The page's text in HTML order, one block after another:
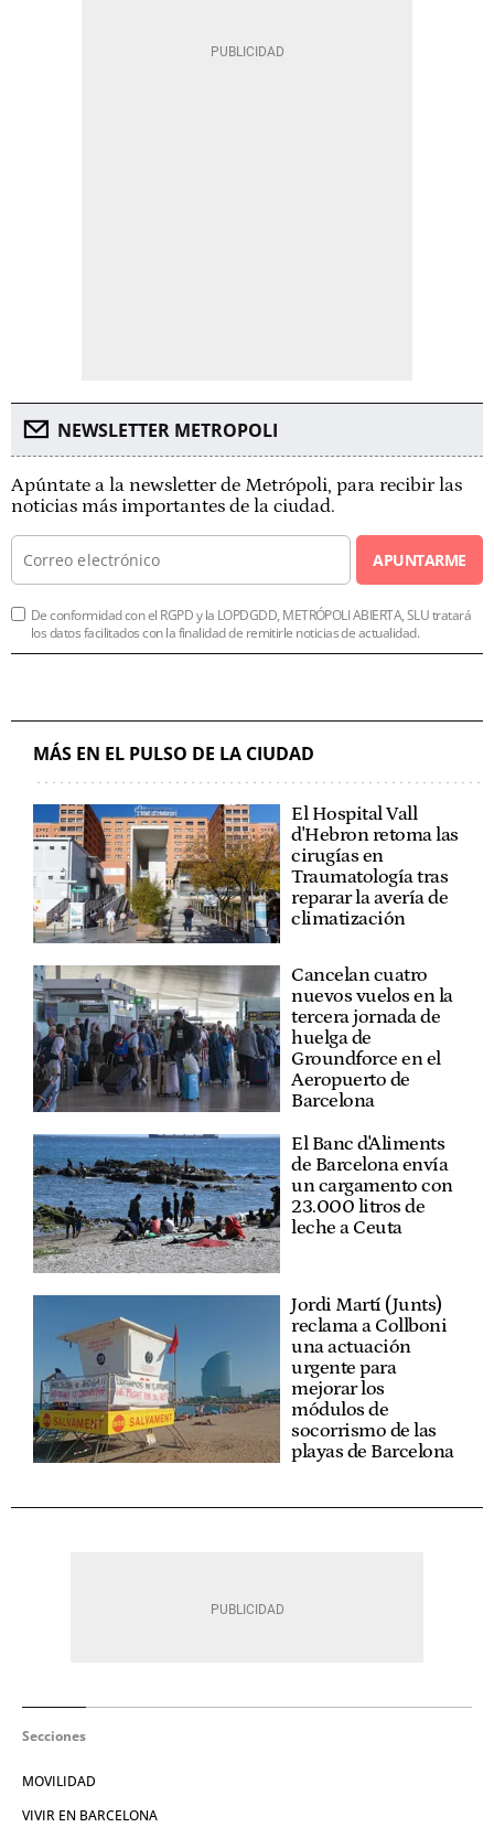
NEWSLETTER METROPOLI
Apúntate a la newsletter de Metrópoli, para recibir las
noticias más importantes de la ciudad.
APUNTARME
De conformidad con el RGPD y la LOPDGDD, METRÓPOLI ABIERTA, SLU tratará
los datos facilitados con la finalidad de remitirle noticias de actualidad.
MÁS EN EL PULSO DE LA CIUDAD
El Hospital Vall
d'Hebron retoma las
cirugías en
Traumatología tras
reparar la avería de
climatización
Cancelan cuatro
nuevos vuelos en la
tercera jornada de
huelga de
Groundforce en el
Aeropuerto de
Barcelona
El Banc d'Aliments
de Barcelona envía
un cargamento con
23.000 litros de
leche a Ceuta
Jordi Martí (Junts)
reclama a Collboni
una actuación
urgente para
mejorar los
módulos de
socorrismo de las
playas de Barcelona
Secciones
MOVILIDAD
VIVIR EN BARCELONA